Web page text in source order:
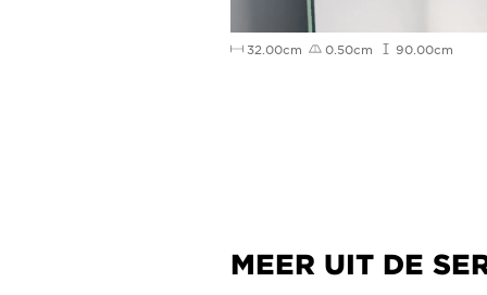
32.00cm 0.50cm 90.00cm
MEER UIT DE